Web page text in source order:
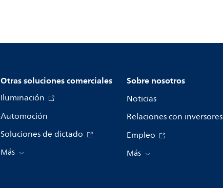
Otras soluciones comerciales
Iluminación
Automoción
Soluciones de dictado
Más
Sobre nosotros
Noticias
Relaciones con inversores
Empleo
Más